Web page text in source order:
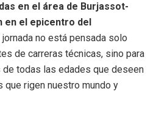
en el área de Burjassot-
el epicentro del
jornada no está pensada solo
de carreras técnicas, sino para
todas las edades que deseen
rigen nuestro mundo y